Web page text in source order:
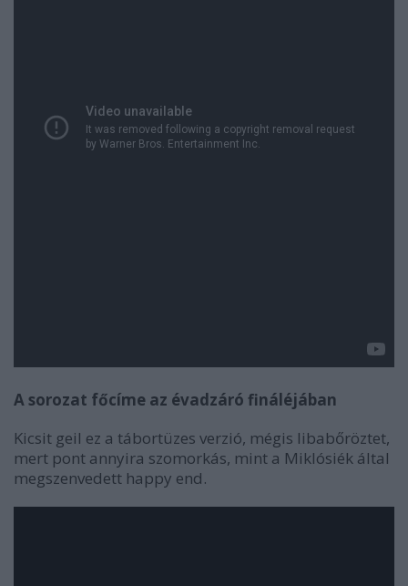
A sorozat főcíme az évadzáró fináléjában
Kicsit geil ez a tábortüzes verzió, mégis libabőröztet,
mert pont annyira szomorkás, mint a Miklósiék által
megszenvedett happy end.